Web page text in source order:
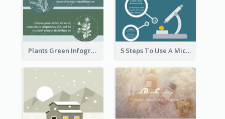
Plants Green Infographic 5 Steps To Use A Microscope Infographic